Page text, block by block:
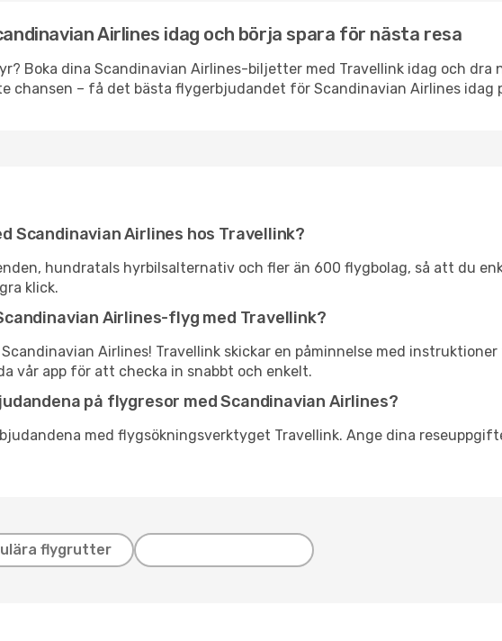
Airlines idag och börja spara för nästa resa
Boka dina Scandinavian Airlines-biljetter med Travellink idag och dra
chansen – få det bästa flygerbjudandet för Scandinavian Airlines idag
Scandinavian Airlines hos Travellink?
hundratals hyrbilsalternativ och fler än 600 flygbolag, så att du
klick.
Airlines-flyg med Travellink?
Airlines! Travellink skickar en påminnelse med
vår app för att checka in snabbt och enkelt.
på flygresor med Scandinavian Airlines?
med flygsökningsverktyget Travellink. Ange dina
flygrutter